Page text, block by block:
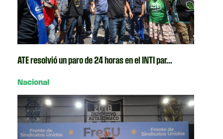
ATE resolvió un paro de 24 horas en el INTI par...
Nacional